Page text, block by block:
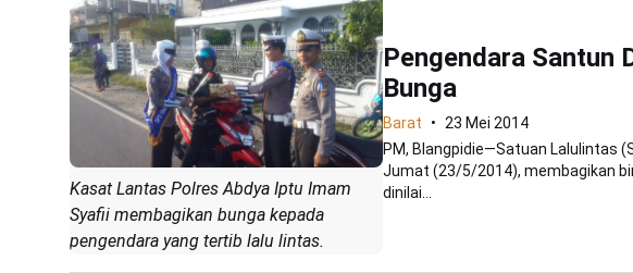
Kasat Lantas Polres Abdya Iptu Imam
Syafii membagikan bunga kepada
pengendara yang tertib lalu lintas.
Pengendara Santun
Bunga
Barat
23 Mei 2014
PM, Blangpidie—Satuan Lalulintas
Jumat (23/5/2014), membagikan
dinilai...